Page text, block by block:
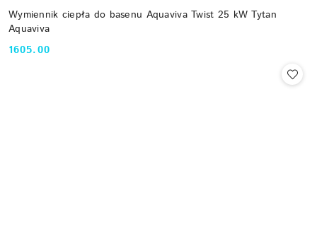
Wymiennik ciepła do basenu Aquaviva Twist 25 kW Tytan
Aquaviva
Cena:
1605.00